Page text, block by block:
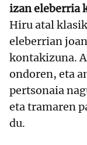
izan eleberria
Hiru atal
eleberrian
kontakizuna.
ondoren, eta
pertsonaia
eta tramaren
du.